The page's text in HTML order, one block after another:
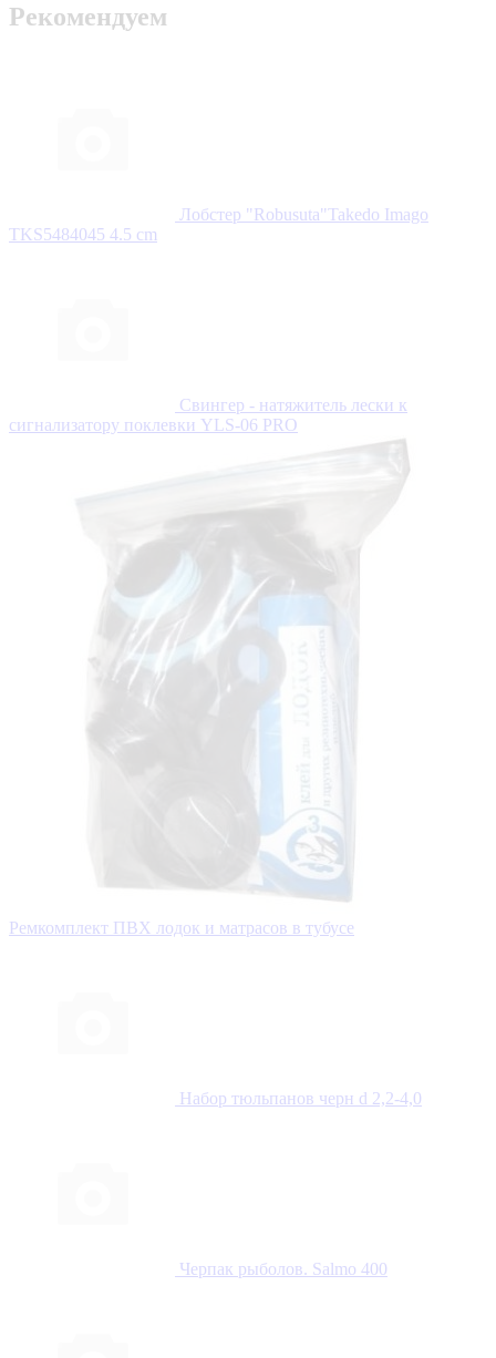
Рекомендуем
Лобстер "Robusuta"Takedo Imago
TKS5484045 4.5 cm
Свингер - натяжитель лески к
сигнализатору поклевки YLS-06 PRO
Ремкомплект ПВХ лодок и матрасов в тубусе
Набор тюльпанов черн d 2,2-4,0
Черпак рыболов. Salmo 400